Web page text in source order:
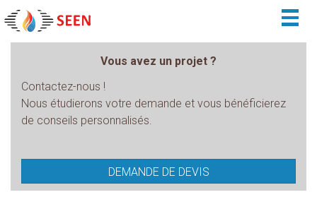
Vous avez un projet ?
Contactez-nous !
Nous étudierons votre demande et vous bénéficierez
de conseils personnalisés.
DEMANDE DE DEVIS